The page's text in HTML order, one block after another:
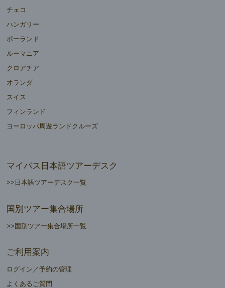
チェコ
ハンガリー
ポーランド
ルーマニア
クロアチア
オランダ
スイス
フィンランド
ヨーロッパ周遊ランドクルーズ
マイバス日本語ツアーデスク
>>日本語ツアーデスク一覧
国別ツアー集合場所
>>国別ツアー集合場所一覧
ご利用案内
ログイン／予約の管理
よくあるご質問